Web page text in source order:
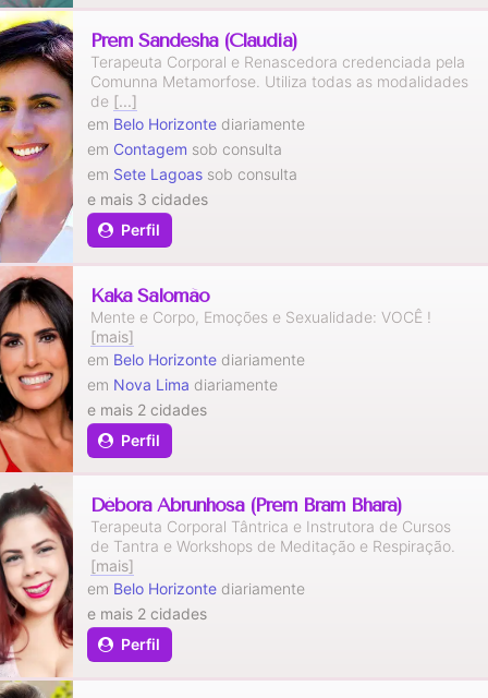
Prem Sandesha (Claudia)
Terapeuta Corporal e Renascedora credenciada pela
Comunna Metamorfose. Utiliza todas as modalidades
de [...]
Perfil
em Belo Horizontediariamente
em Contagem sob consulta
em Sete Lagoassob consulta
e mais 3 cidades
Kaka Salomão
Mente e Corpo, Emoções e Sexualidade: VOCÊ !
[mais]
Perfil
em Belo Horizontediariamente
em Nova Lima diariamente
e mais 2 cidades
Débora Abrunhosa (Prem Bram Bhara)
Terapeuta Corporal Tântrica e Instrutora de Cursos
de Tantra e Workshops de Meditação e Respiração.
[mais]
Perfil
em Belo Horizontediariamente
e mais 2 cidades